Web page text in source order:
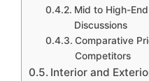
Mid to High-
Discussions
Comparative
Competitors
Interior and